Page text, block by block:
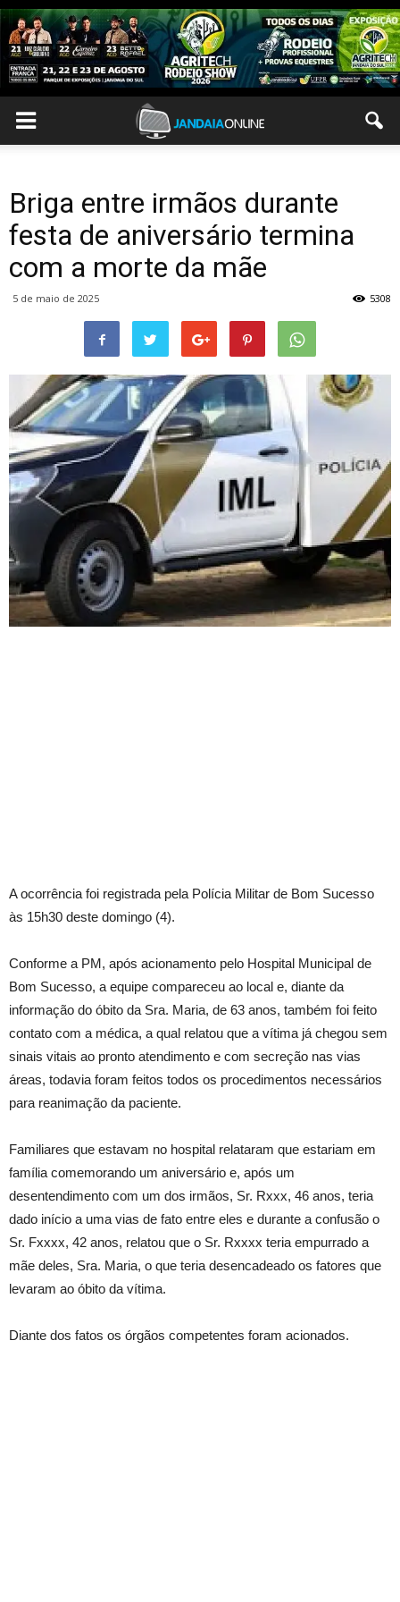
Briga entre irmãos durante
festa de aniversário termina
com a morte da mãe
5 de maio de 2025 5308
A ocorrência foi registrada pela Polícia Militar de Bom Sucesso
às 15h30 deste domingo (4).
Conforme a PM, após acionamento pelo Hospital Municipal de
Bom Sucesso, a equipe compareceu ao local e, diante da
informação do óbito da Sra. Maria, de 63 anos, também foi feito
contato com a médica, a qual relatou que a vítima já chegou sem
sinais vitais ao pronto atendimento e com secreção nas vias
áreas, todavia foram feitos todos os procedimentos necessários
para reanimação da paciente.
Familiares que estavam no hospital relataram que estariam em
família comemorando um aniversário e, após um
desentendimento com um dos irmãos, Sr. Rxxx, 46 anos, teria
dado início a uma vias de fato entre eles e durante a confusão o
Sr. Fxxxx, 42 anos, relatou que o Sr. Rxxxx teria empurrado a
mãe deles, Sra. Maria, o que teria desencadeado os fatores que
levaram ao óbito da vítima.
Diante dos fatos os órgãos competentes foram acionados.